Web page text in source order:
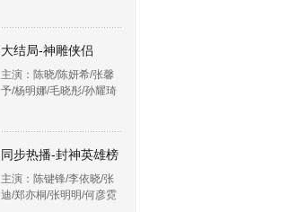
大结局-神雕侠侣
主演：陈晓/陈妍希/张馨
予/杨明娜/毛晓彤/孙耀琦
同步热播-封神英雄榜
主演：陈键锋/李依晓/张
迪/郑亦桐/张明明/何彦霓